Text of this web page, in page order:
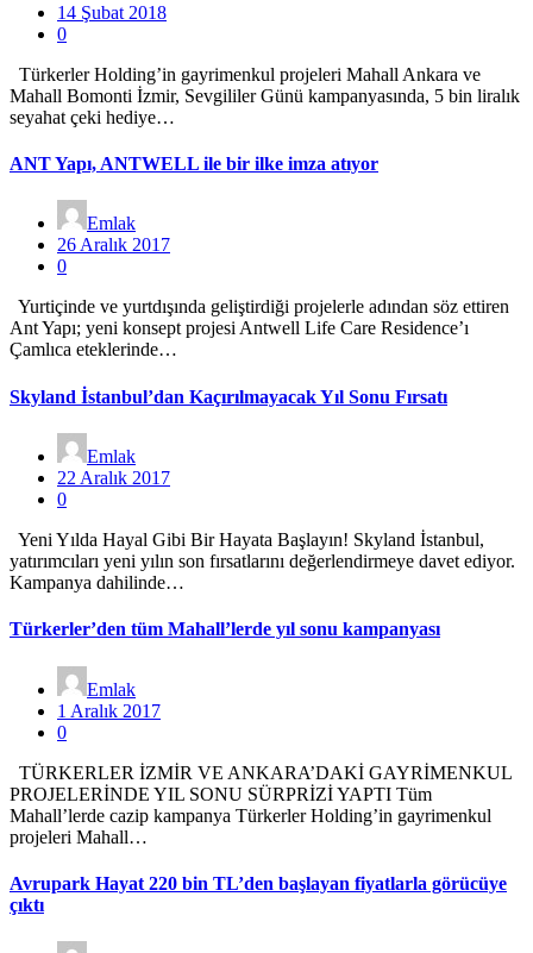
14 Şubat 2018
0
Türkerler Holding’in gayrimenkul projeleri Mahall Ankara ve
Mahall Bomonti İzmir, Sevgililer Günü kampanyasında, 5 bin liralık
seyahat çeki hediye…
ANT Yapı, ANTWELL ile bir ilke imza atıyor
Emlak
26 Aralık 2017
0
Yurtiçinde ve yurtdışında geliştirdiği projelerle adından söz ettiren
Ant Yapı; yeni konsept projesi Antwell Life Care Residence’ı
Çamlıca eteklerinde…
Skyland İstanbul’dan Kaçırılmayacak Yıl Sonu Fırsatı
Emlak
22 Aralık 2017
0
Yeni Yılda Hayal Gibi Bir Hayata Başlayın! Skyland İstanbul,
yatırımcıları yeni yılın son fırsatlarını değerlendirmeye davet ediyor.
Kampanya dahilinde…
Türkerler’den tüm Mahall’lerde yıl sonu kampanyası
Emlak
1 Aralık 2017
0
TÜRKERLER İZMİR VE ANKARA’DAKİ GAYRİMENKUL
PROJELERİNDE YIL SONU SÜRPRİZİ YAPTI Tüm
Mahall’lerde cazip kampanya Türkerler Holding’in gayrimenkul
projeleri Mahall…
Avrupark Hayat 220 bin TL’den başlayan fiyatlarla görücüye
çıktı